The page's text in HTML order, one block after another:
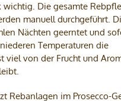
Die gesamte
manuell durchgeführt.
Nächten geerntet und
Temperaturen die
viel von der Frucht und
Rebanlagen im Prosecco-